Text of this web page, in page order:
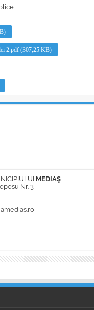
2.pdf (307,25 KB)
MEDIAŞ
Nr. 3